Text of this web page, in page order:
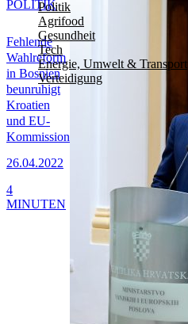
Politik
Agrifood
Gesundheit
Tech
Energie, Umwelt & Transport
Verteidigung
Fehlende
Wahlreform
in Bosnien
beunruhigt
Kroatien
und EU-
Kommission
26.04.2022
POLITIK
4
MINUTEN